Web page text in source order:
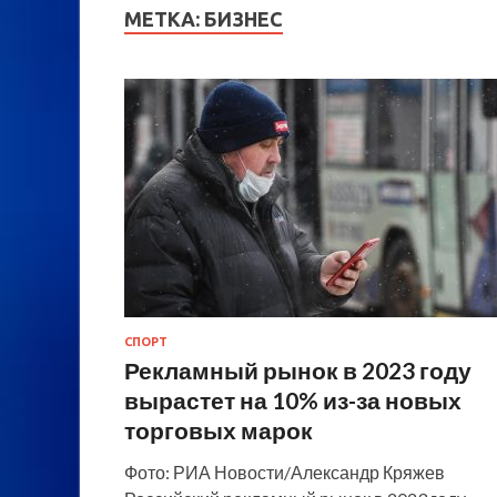
МЕТКА: БИЗНЕС
СПОРТ
Рекламный рынок в 2023 году
вырастет на 10% из-за новых
торговых марок
Фото: РИА Новости/Александр Кряжев